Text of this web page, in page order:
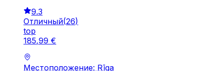
9.3
Отличный(26)
top
185,99 €
Местоположение: Rīga